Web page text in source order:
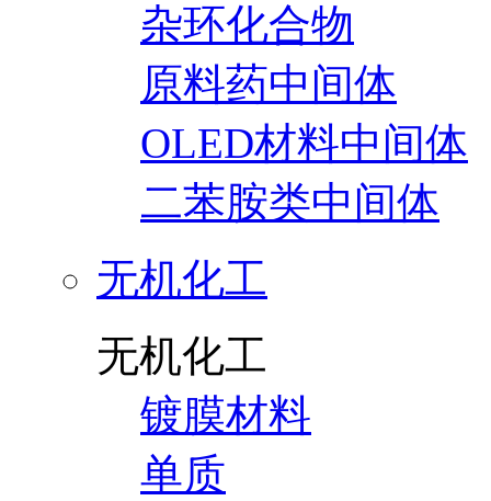
杂环化合物
原料药中间体
OLED材料中间体
二苯胺类中间体
无机化工
无机化工
镀膜材料
单质